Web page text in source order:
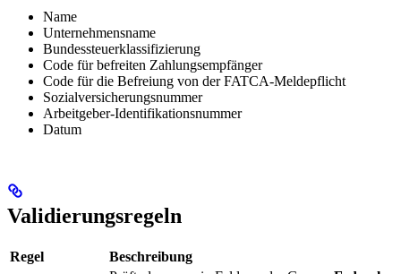
Name
Unternehmensname
Bundessteuerklassifizierung
Code für befreiten Zahlungsempfänger
Code für die Befreiung von der FATCA-Meldepflicht
Sozialversicherungsnummer
Arbeitgeber-Identifikationsnummer
Datum
Validierungsregeln
Regel Beschreibung